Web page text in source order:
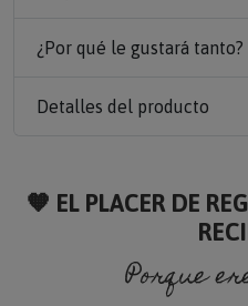
¿Por qué le gustará tanto?
Detalles del producto
🧡 EL PLACER DE
Porque eres